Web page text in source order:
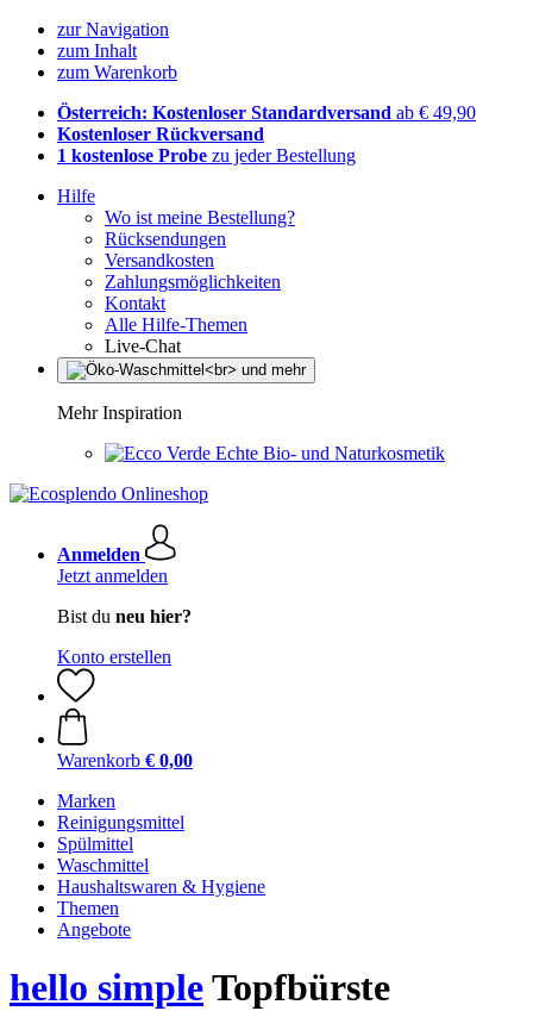
zur Navigation
zum Inhalt
zum Warenkorb
Österreich: Kostenloser Standardversand ab € 49,90
Kostenloser Rückversand
1 kostenlose Probe zu jeder Bestellung
Hilfe
Wo ist meine Bestellung?
Rücksendungen
Versandkosten
Zahlungsmöglichkeiten
Kontakt
Alle Hilfe-Themen
Live-Chat
Mehr Inspiration
Echte Bio- und Naturkosmetik
Anmelden
Jetzt anmelden
Bist du neu hier?
Konto erstellen
Warenkorb € 0,00
Marken
Reinigungsmittel
Spülmittel
Waschmittel
Haushaltswaren & Hygiene
Themen
Angebote
hello simpleTopfbürste